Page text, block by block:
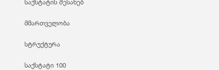
საქსტატის შესახებ
მმართველობა
სტრუქტურა
საქსტატი 100